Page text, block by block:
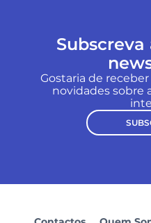
Subscreva
Gostaria de
novidades sobre